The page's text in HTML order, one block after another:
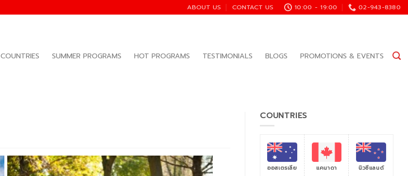
ABOUT US CONTACT US 10:00 - 19:00 02-943-8380
COUNTRIES SUMMER PROGRAMS HOT PROGRAMS TESTIMONIALS BLOGS PROMOTIONS & EVENTS
COUNTRIES
ออสเตรเลีย แคนาดา นิวซีแลนด์